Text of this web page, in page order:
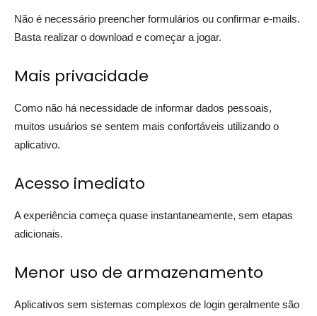
Não é necessário preencher formulários ou confirmar e-mails.
Basta realizar o download e começar a jogar.
Mais privacidade
Como não há necessidade de informar dados pessoais,
muitos usuários se sentem mais confortáveis utilizando o
aplicativo.
Acesso imediato
A experiência começa quase instantaneamente, sem etapas
adicionais.
Menor uso de armazenamento
Aplicativos sem sistemas complexos de login geralmente são